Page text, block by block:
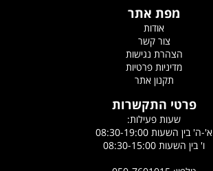
מפת אתר
אודות
צור קשר
הצהרת נגישות
מדיניות פרטיות
תקנון אתר
פרטי התקשרות
שעות פעילות:
א'-ה' בין השעות 08:30-19:00
ו' בין השעות 08:30-15:00